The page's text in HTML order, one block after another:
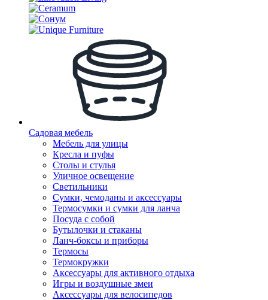
Садовая мебель
Мебель для улицы
Кресла и пуфы
Столы и стулья
Уличное освещение
Светильники
Сумки, чемоданы и аксессуары
Термосумки и сумки для ланча
Посуда с собой
Бутылочки и стаканы
Ланч-боксы и приборы
Термосы
Термокружки
Аксессуары для активного отдыха
Игры и воздушные змеи
Аксессуары для велосипедов